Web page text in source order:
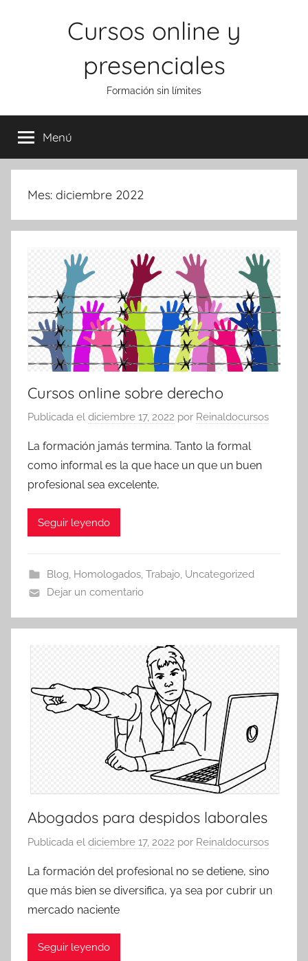
Cursos online y
presenciales
Formación sin límites
Menú
Mes: diciembre 2022
Cursos online sobre derecho
Publicada el diciembre 17, 2022 por Reinaldocursos
La formación jamás termina. Tanto la formal
como informal es la que hace un que un buen
profesional sea excelente,
Seguir leyendo
Blog, Homologados, Trabajo, Uncategorized
Dejar un comentario
Abogados para despidos laborales
Publicada el diciembre 17, 2022 por Reinaldocursos
La formación del profesional no se detiene, sino
que más bien se diversifica, ya sea por cubrir un
mercado naciente
Seguir leyendo